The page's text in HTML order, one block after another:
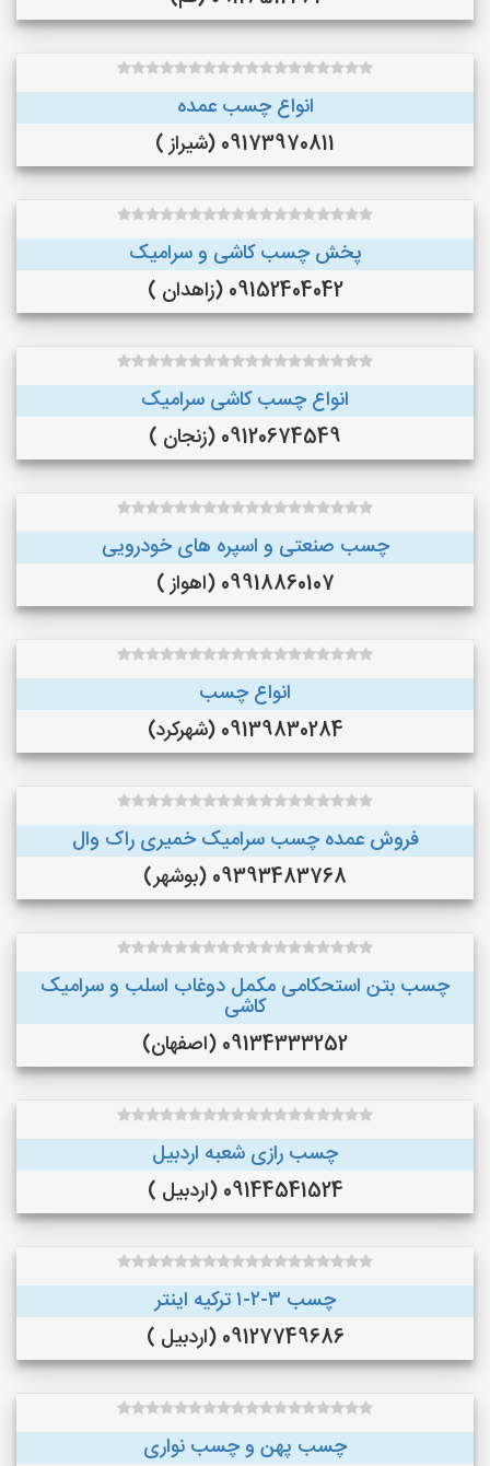
انواع چسب عمده
09173970811 (شیراز )
پخش چسب کاشی و سرامیک
09152404042 (زاهدان )
انواع چسب کاشی سرامیک
09120674549 (زنجان )
چسب صنعتی و اسپره های خودرویی
09918860107 (اهواز )
انواع چسب
09139830284 (شهرکرد)
فروش عمده چسب سرامیک خمیری راک وال
09393483768 (بوشهر)
چسب بتن استحکامی مکمل دوغاب اسلب و سرامیک
کاشی
09134333252 (اصفهان)
چسب رازی شعبه اردبیل
09144541524 (اردبیل )
چسب ۳-۲-۱ ترکیه اینتر
09127749686 (اردبیل )
چسب پهن و چسب نواری